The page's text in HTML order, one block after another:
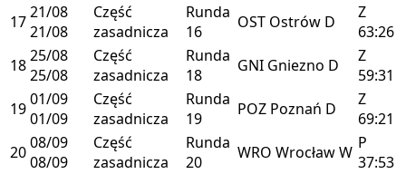
1721/08
21/08
Część
zasadnicza
Runda
16
OST Ostrów D
Z
63:26
1825/08
25/08
Część
zasadnicza
Runda
18
GNI Gniezno D
Z
59:31
1901/09
01/09
Część
zasadnicza
Runda
19
POZ Poznań D
Z
69:21
2008/09
08/09
Część
zasadnicza
Runda
20
WRO WrocławW P
37:53